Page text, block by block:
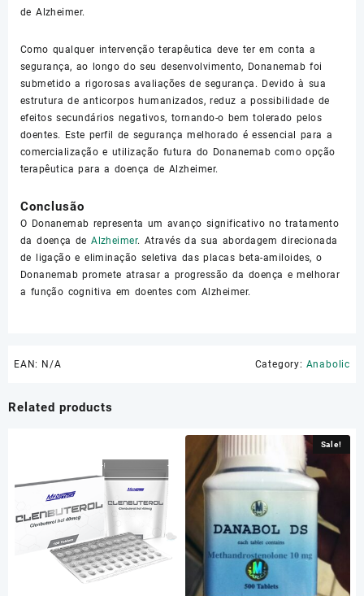
de Alzheimer.
Como qualquer intervenção terapêutica deve ter em conta a
segurança, ao longo do seu desenvolvimento, Donanemab foi
submetido a rigorosas avaliações de segurança. Devido à sua
estrutura de anticorpos humanizados, reduz a possibilidade de
efeitos secundários negativos, tornando-o bem tolerado pelos
doentes. Este perfil de segurança melhorado é essencial para a
comercialização e utilização futura do Donanemab como opção
terapêutica para a doença de Alzheimer.
Conclusão
O Donanemab representa um avanço significativo no tratamento
da doença deAlzheimer. Através da sua abordagem direcionada
de ligação e eliminação seletiva das placas beta-amiloides, o
Donanemab promete atrasar a progressão da doença e melhorar
a função cognitiva em doentes com Alzheimer.
EAN: N/A Category: Anabolic
Related products
Sale!